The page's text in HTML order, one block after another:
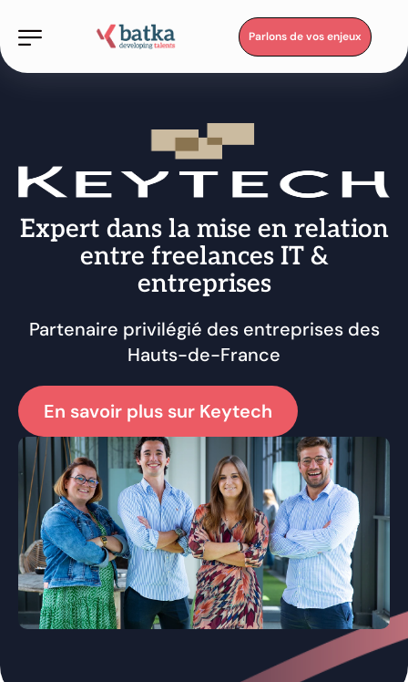
Parlons de vos enjeux
Expert dans la mise en relation
entre freelances IT &
entreprises
Partenaire privilégié des entreprises des
Hauts-de-France
En savoir plus sur Keytech